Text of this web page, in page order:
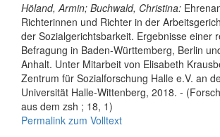
Höland, Armin; Buchwald, Christina:
Richterinnen und Richter in der
der Sozialgerichtsbarkeit. Ergebnisse einer
Befragung in Baden-Württemberg, Berlin
Anhalt. Unter Mitarbeit von Elisabeth
Zentrum für Sozialforschung Halle e.V. an
Universität Halle-Wittenberg, 2018. -
aus dem zsh ; 18, 1)
Permalink zum Volltext